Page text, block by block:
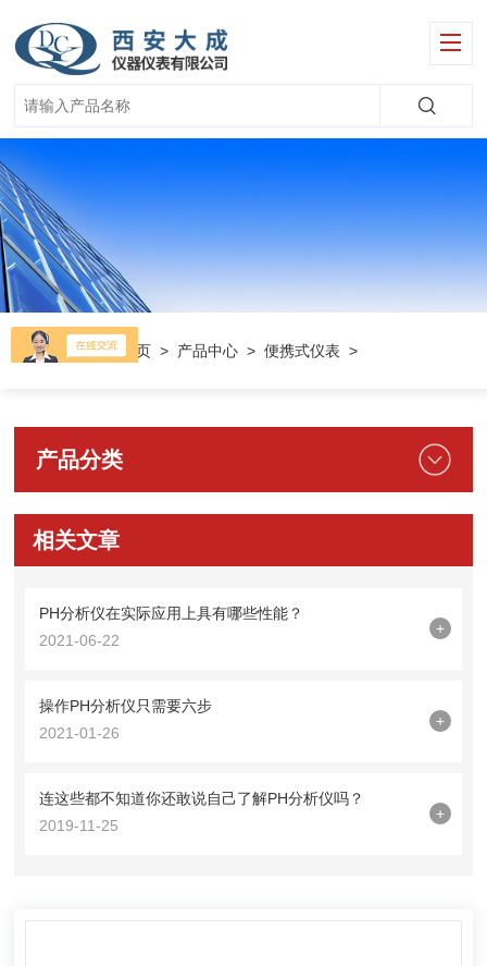
当前位置： 首页 > 产品中心 >便携式仪表 >
产品分类
相关文章
PH分析仪在实际应用上具有哪些性能？
2021-06-22
+
操作PH分析仪只需要六步
2021-01-26
+
连这些都不知道你还敢说自己了解PH分析仪吗？
2019-11-25
+